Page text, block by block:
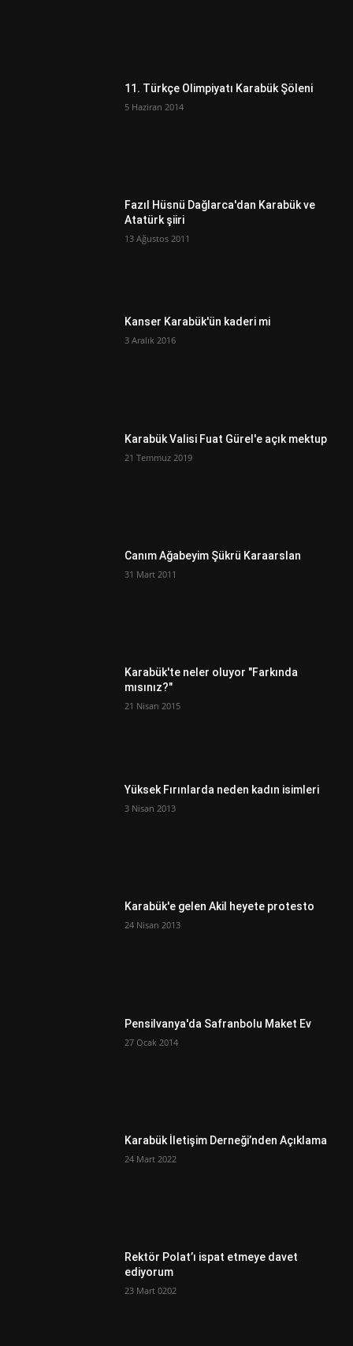
11. Türkçe Olimpiyatı Karabük Şöleni
5 Haziran 2014
Fazıl Hüsnü Dağlarca'dan Karabük ve
Atatürk şiiri
13 Ağustos 2011
Kanser Karabük'ün kaderi mi
3 Aralık 2016
Karabük Valisi Fuat Gürel'e açık mektup
21 Temmuz 2019
Canım Ağabeyim Şükrü Karaarslan
31 Mart 2011
Karabük'te neler oluyor "Farkında
mısınız?"
21 Nisan 2015
Yüksek Fırınlarda neden kadın isimleri
3 Nisan 2013
Karabük'e gelen Akil heyete protesto
24 Nisan 2013
Pensilvanya'da Safranbolu Maket Ev
27 Ocak 2014
Karabük İletişim Derneği’nden Açıklama
24 Mart 2022
Rektör Polat’ı ispat etmeye davet
ediyorum
23 Mart 0202